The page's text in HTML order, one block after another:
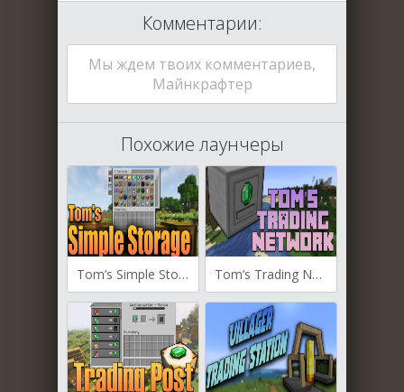
Комментарии:
Мы ждем твоих комментариев,
Майнкрафтер
Похожие лаунчеры
Tom’s Simple Storage для Майнкрафт [1.20.2, 1.20.1, 1.20] Tom’s Trading Network для Майнкрафт [1.20.2, 1.20.1, 1.19.4]